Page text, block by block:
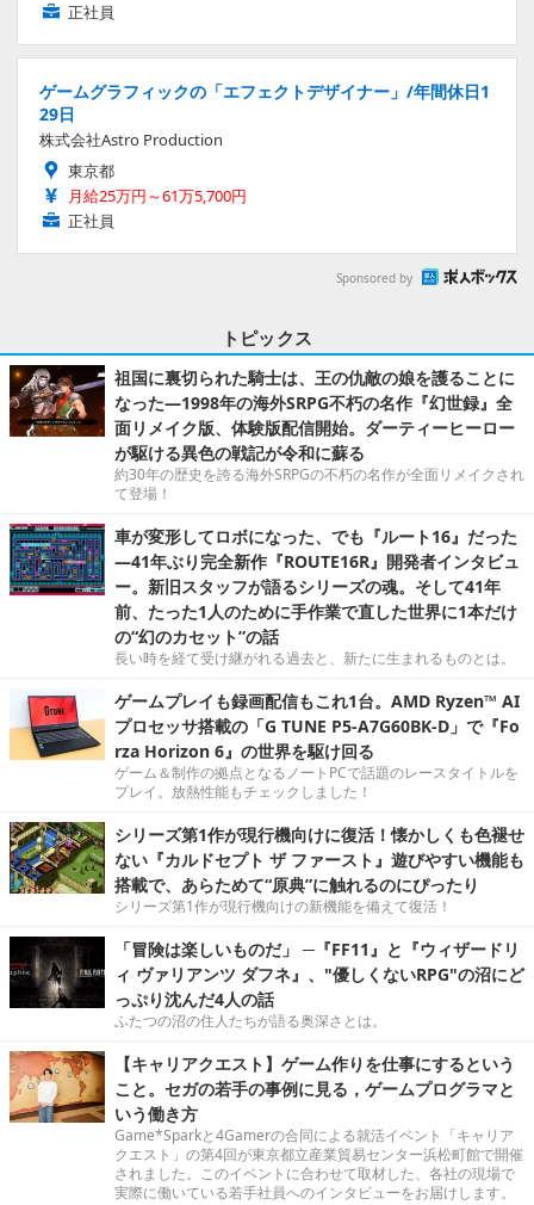
正社員
ゲームグラフィックの「エフェクトデザイナー」/年間休日1
29日
株式会社Astro Production
東京都
月給25万円～61万5,700円
正社員
Sponsored by
トピックス
祖国に裏切られた騎士は、王の仇敵の娘を護ることに
なった―1998年の海外SRPG不朽の名作『幻世録』全
面リメイク版、体験版配信開始。ダーティーヒーロー
が駆ける異色の戦記が令和に蘇る
約30年の歴史を誇る海外SRPGの不朽の名作が全面リメイクされ
て登場！
車が変形してロボになった、でも『ルート16』だった
―41年ぶり完全新作『ROUTE16R』開発者インタビュ
ー。新旧スタッフが語るシリーズの魂。そして41年
前、たった1人のために手作業で直した世界に1本だけ
の“幻のカセット”の話
長い時を経て受け継がれる過去と、新たに生まれるものとは。
ゲームプレイも録画配信もこれ1台。AMD Ryzen™ AI
プロセッサ搭載の「G TUNE P5-A7G60BK-D」で『Fo
rza Horizon 6』の世界を駆け回る
ゲーム＆制作の拠点となるノートPCで話題のレースタイトルを
プレイ。放熱性能もチェックしました！
シリーズ第1作が現行機向けに復活！懐かしくも色褪せ
ない『カルドセプト ザ ファースト』遊びやすい機能も
搭載で、あらためて“原典”に触れるのにぴったり
シリーズ第1作が現行機向けの新機能を備えて復活！
「冒険は楽しいものだ」 ─『FF11』と『ウィザードリ
ィ ヴァリアンツ ダフネ』、"優しくないRPG"の沼にど
っぷり沈んだ4人の話
ふたつの沼の住人たちが語る奥深さとは。
【キャリアクエスト】ゲーム作りを仕事にするという
こと。セガの若手の事例に見る，ゲームプログラマと
いう働き方
Game*Sparkと4Gamerの合同による就活イベント「キャリア
クエスト」の第4回が東京都立産業貿易センター浜松町館で開催
されました。このイベントに合わせて取材した、各社の現場で
実際に働いている若手社員へのインタビューをお届けします。